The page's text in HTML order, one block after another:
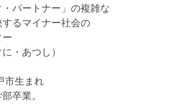
・パートナー」の複雑な
るマイナー社会の
ー
・あつし）
市生まれ
卒業。